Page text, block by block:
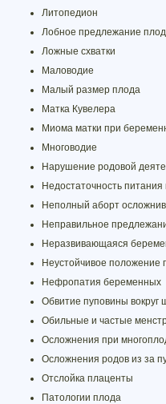
Литопедион
Лобное предлежание
Ложные схватки
Маловодие
Малый размер плода
Матка Кувелера
Миома матки при
Многоводие
Нарушение родовой
Недостаточность питания
Неполный аборт
Неправильное
Неразвивающаяся
Неустойчивое положение
Нефропатия беременных
Обвитие пуповины вокруг
Обильные и частые
Осложнения при
Осложнения родов из за
Отслойка плаценты
Патологии плода